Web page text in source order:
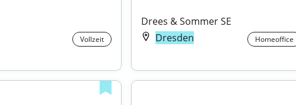
Vollzeit
Drees & Sommer SE
Dresden
Homeoffice